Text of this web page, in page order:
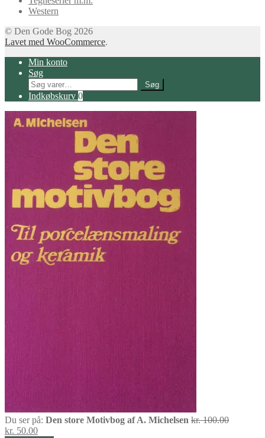
Western
© Den Gode Bog 2026
Lavet med WooCommerce.
Min konto
Søg
Søg
efter:
Søg
Indkøbskurv 0
Du ser på: Den store Motivbog af A. Michelsen kr.100.00Den
kr. 50.00Den